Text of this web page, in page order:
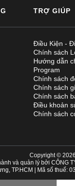
TRỢ GIÚP
Điều Kiện -
Chính sách
Hướng dẫn
Program
Chính sách
Chính sách
Chính sách
Điều khoản
Chính sách
Copyright ©
và quản lý bởi CÔNG
TP.HCM | Mã số thuế: